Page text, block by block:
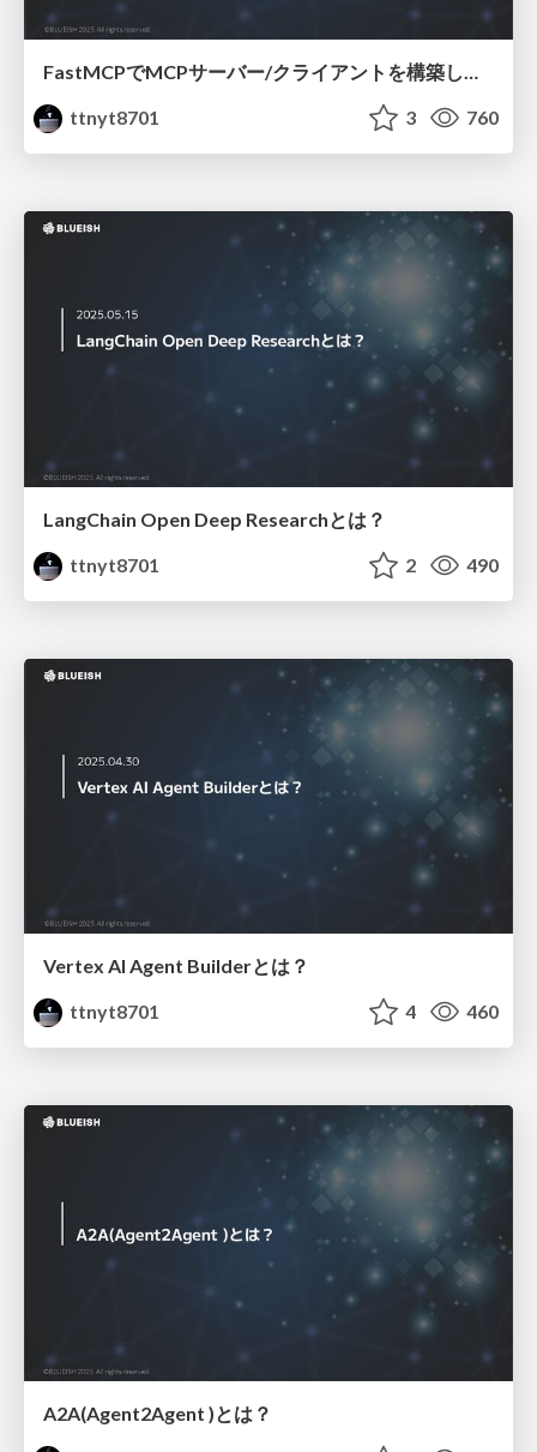
FastMCPでMCPサーバー/クライアントを構築してみる
ttnyt8701
3 760
LangChain Open Deep Researchとは？
ttnyt8701
2 490
Vertex AI Agent Builderとは？
ttnyt8701
4 460
A2A(Agent2Agent )とは？